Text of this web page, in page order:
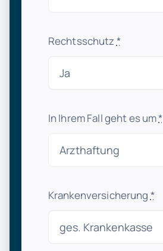
Rechtsschutz *
In Ihrem Fall geht es um*
Krankenversicherung *